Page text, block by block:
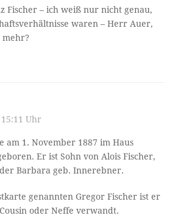
Fischer – ich weiß nur nicht genau,
waren – Herr Auer,
mehr?
Uhr
am 1. November 1887 im Haus
Er ist Sohn von Alois Fischer,
Barbara geb. Innerebner.
genannten Gregor Fischer ist er
oder Neffe verwandt.